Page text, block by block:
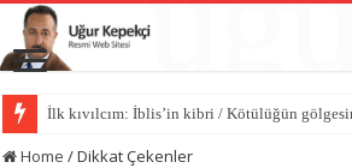
İlk kıvılcım: İblis’in kibri / Kötülüğün
Home /Dikkat Çekenler